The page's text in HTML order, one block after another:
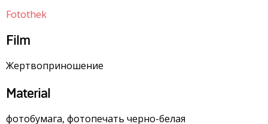
Fotothek
Film
Жертвоприношение
Material
фотобумага, фотопечать черно-белая